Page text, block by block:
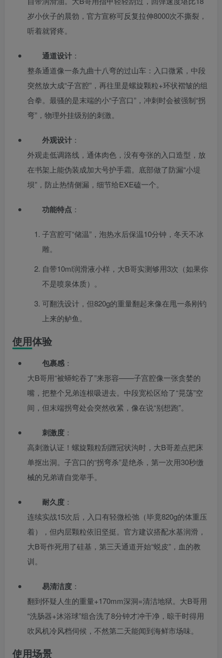
岁小伙子的晨勃，官方宣称可反复拉伸8000次不撕裂，
听着就肾疼。
通道设计 ：
整条通道像一条九曲十八弯的过山车：入口微紧，中段
突然放大成“子宫腔”，再往里是螺旋颗粒+环状褶皱的组
合拳。最骚的是末端的小“子宫口”，冲刺时会被强制“拐
弯”，物理外挂级别的刺激。
外观设计 ：
外观走低调路线，通体肉色，没有夸张的入口造型，放
在书架上能伪装成加大号护手霜。底部做了防漏“小堤
坝”，防止热情侧漏，细节给EXE磕一个。
功能特点 ：
子宫腔可“储温”，泡热水后保温10分钟，冬天不冰
雕。
自带10ml润滑液小样，大B哥实测够用3次（如果你
不是喷泉体质）。
可翻洗设计，但820g的重量翻起来像在甩一条刚钓
上来的鲈鱼。
使用体验
包裹感 ：
大B哥用“被蟒蛇吞了”来形容——子宫腔像一张贪婪的
嘴，把整个兄弟连根吸进去。中段宽松区给了“晃荡”空
间，但末端拐弯处会突然收紧，像在说“别想跑”。
刺激度 ：
高刺激认证！螺旋颗粒刮蹭冠状沟时，大B哥差点把床
单抠出洞。子宫口的“拐弯杀”是绝杀，第一次用30秒缴
械的兄弟请自觉举手。
耐久度 ：
连续实战15次后，入口有轻微松弛（毕竟820g的体重压
着），但内层颗粒依旧坚挺。官方建议搭配水基润滑，
大B哥作死用了硅基，第三天通道开始“蜕皮”，血的教
训。
易清洁度 ：
翻到怀疑人生的重量+170mm深洞=清洁地狱。大B哥用
“洗肠器+沐浴球”组合洗了8分钟才冲干净，晾干时得用
吹风机冷风档伺候，不然第二天能闻到海鲜市场味。
使用场景